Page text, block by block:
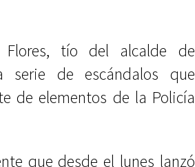
Flores, tío del alcalde de
serie de escándalos que
de elementos de la Policía
que desde el lunes lanzó